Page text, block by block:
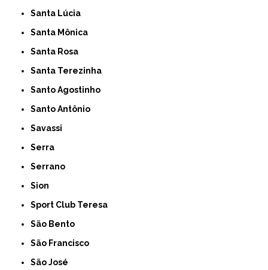
Santa Lúcia
Santa Mônica
Santa Rosa
Santa Terezinha
Santo Agostinho
Santo Antônio
Savassi
Serra
Serrano
Sion
Sport Club Teresa
São Bento
São Francisco
São José